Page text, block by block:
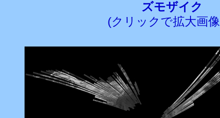
ズモザイク
(クリックで拡大画